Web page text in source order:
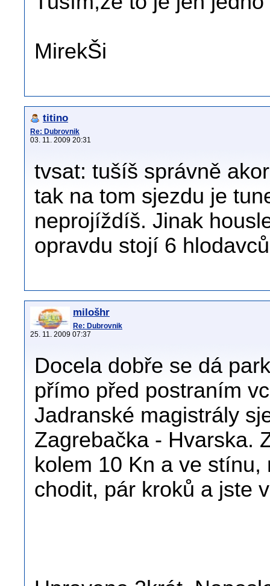
MirekŠi
titino
Re: Dubrovnik
03. 11. 2009 20:31
tvsat: tušíš správně
tak na tom sjezdu je
neprojíždíš. Jinak
opravdu stojí 6
milošhr
Re: Dubrovnik
25. 11. 2009 07:37
Docela dobře se dá
přímo před postraním
Jadranské magistrály
Zagrebačka - Hvarska.
kolem 10 Kn a ve
chodit, pár kroků a jste